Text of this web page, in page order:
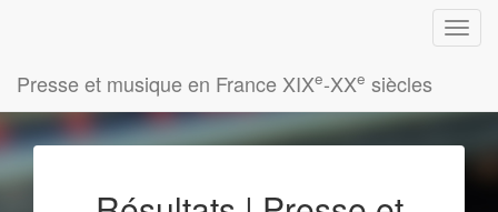
Presse et musique en France XIXe-XXe siècles